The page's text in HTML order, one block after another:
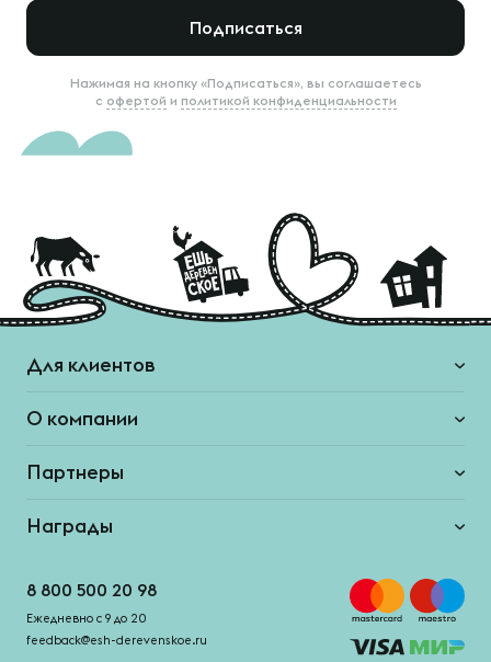
Подписаться
Нажимая на кнопку «Подписаться», вы соглашаетесь
с офертой и политикой конфиденциальности
Для клиентов
О компании
Партнеры
Награды
8 800 500 20 98
Ежедневно с 9 до 20
feedback@esh-derevenskoe.ru